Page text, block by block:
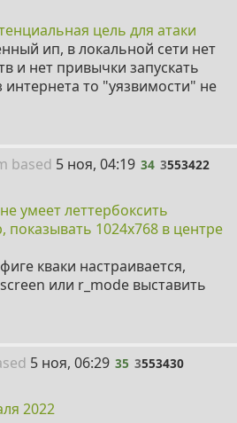
цель для атаки
ип, в локальной сети нет
и нет привычки запускать
то "уязвимости" не
based 34
5 ноя, 04:19 34 3553422
умеет леттербоксить
1024x768 в центре
кваки настраивается,
или r_mode выставить
35
5 ноя, 06:29 35 3553430
2022